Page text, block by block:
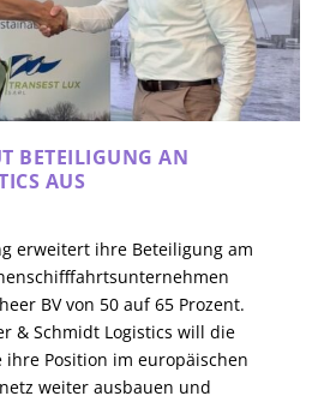
BETEILIGUNG AN
AUS
erweitert ihre Beteiligung am
BV von 50 auf 65 Prozent.
& Schmidt Logistics will die
Position im europäischen
weiter ausbauen und